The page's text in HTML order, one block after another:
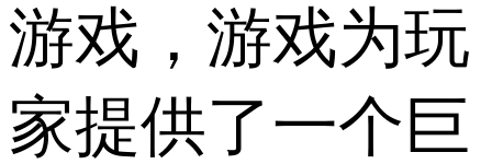
游戏，游戏为玩
家提供了一个巨